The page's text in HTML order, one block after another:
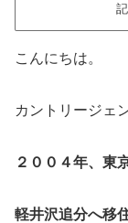
こんにちは。
カントリージェ
２００４年、東
軽井沢追分へ移